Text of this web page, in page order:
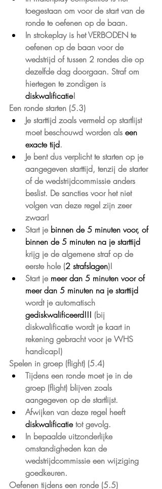
toegestaan om voor de start van de
ronde te oefenen op de baan.
In strokeplay is het VERBODEN te
oefenen op de baan voor de
wedstrijd of tussen 2 rondes die op
dezelfde dag doorgaan. Straf om
hiertegen te zondigen is
diskwalificatie!
Een ronde starten (5.3)
Je starttijd zoals vermeld op startlijst
moet beschouwd worden als een
exacte tijd.
Je bent dus verplicht te starten op je
aangegeven starttijd, tenzij de starter
of de wedstrijdcommissie anders
beslist. De sancties voor het niet
volgen van deze regel zijn zeer
zwaar!
Start je binnen de 5 minuten voor, of
binnen de 5 minuten na je starttijd
krijg je de algemene straf op de
eerste hole (2 strafslagen)!
Start je meer dan 5 minuten voor of
meer dan 5 minuten na je starttijd
wordt je automatisch
gediskwalificeerd!!! (bij
diskwalificatie wordt je kaart in
rekening gebracht voor je WHS
handicap!)
Spelen in groep (flight) (5.4)
Tijdens een ronde moet je in de
groep (flight) blijven zoals
aangegeven op de startlijst.
Afwijken van deze regel heeft
diskwalificatie tot gevolg.
In bepaalde uitzonderlijke
omstandigheden kan de
wedstrijdcommissie een wijziging
goedkeuren.
Oefenen tijdens een ronde (5.5)